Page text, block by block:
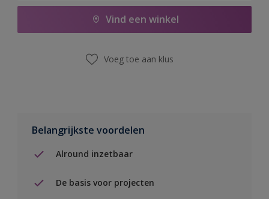
Vind een winkel
Voeg toe aan klus
Belangrijkste voordelen
Alround inzetbaar
De basis voor projecten